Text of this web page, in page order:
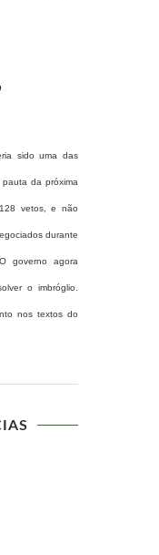
sido uma das
da próxima
vetos, e não
durante
governo agora
o imbróglio.
nos textos do